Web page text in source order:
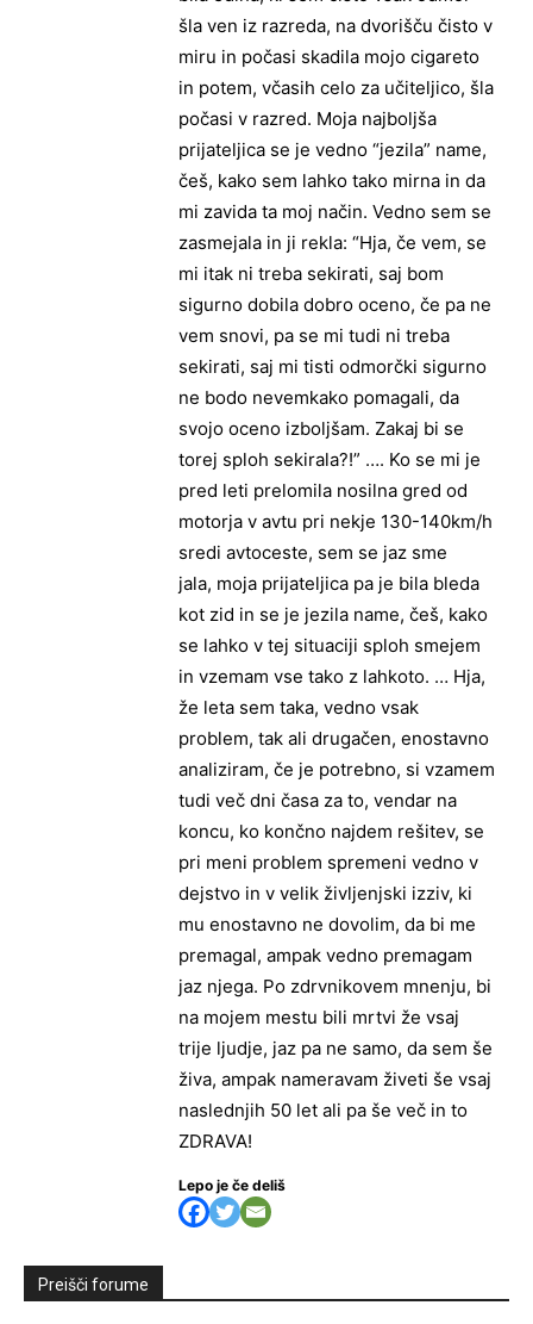
šla ven iz razreda, na dvorišču čisto v
miru in počasi skadila mojo cigareto
in potem, včasih celo za učiteljico, šla
počasi v razred. Moja najboljša
prijateljica se je vedno “jezila” name,
češ, kako sem lahko tako mirna in da
mi zavida ta moj način. Vedno sem se
zasmejala in ji rekla: “Hja, če vem, se
mi itak ni treba sekirati, saj bom
sigurno dobila dobro oceno, če pa ne
vem snovi, pa se mi tudi ni treba
sekirati, saj mi tisti odmorčki sigurno
ne bodo nevemkako pomagali, da
svojo oceno izboljšam. Zakaj bi se
torej sploh sekirala?!” …. Ko se mi je
pred leti prelomila nosilna gred od
motorja v avtu pri nekje 130-140km/h
sredi avtoceste, sem se jaz sme
jala, moja prijateljica pa je bila bleda
kot zid in se je jezila name, češ, kako
se lahko v tej situaciji sploh smejem
in vzemam vse tako z lahkoto. … Hja,
že leta sem taka, vedno vsak
problem, tak ali drugačen, enostavno
analiziram, če je potrebno, si vzamem
tudi več dni časa za to, vendar na
koncu, ko končno najdem rešitev, se
pri meni problem spremeni vedno v
dejstvo in v velik življenjski izziv, ki
mu enostavno ne dovolim, da bi me
premagal, ampak vedno premagam
jaz njega. Po zdrvnikovem mnenju, bi
na mojem mestu bili mrtvi že vsaj
trije ljudje, jaz pa ne samo, da sem še
živa, ampak nameravam živeti še vsaj
naslednjih 50 let ali pa še več in to
ZDRAVA!
Lepo je če deliš
Preišči forume